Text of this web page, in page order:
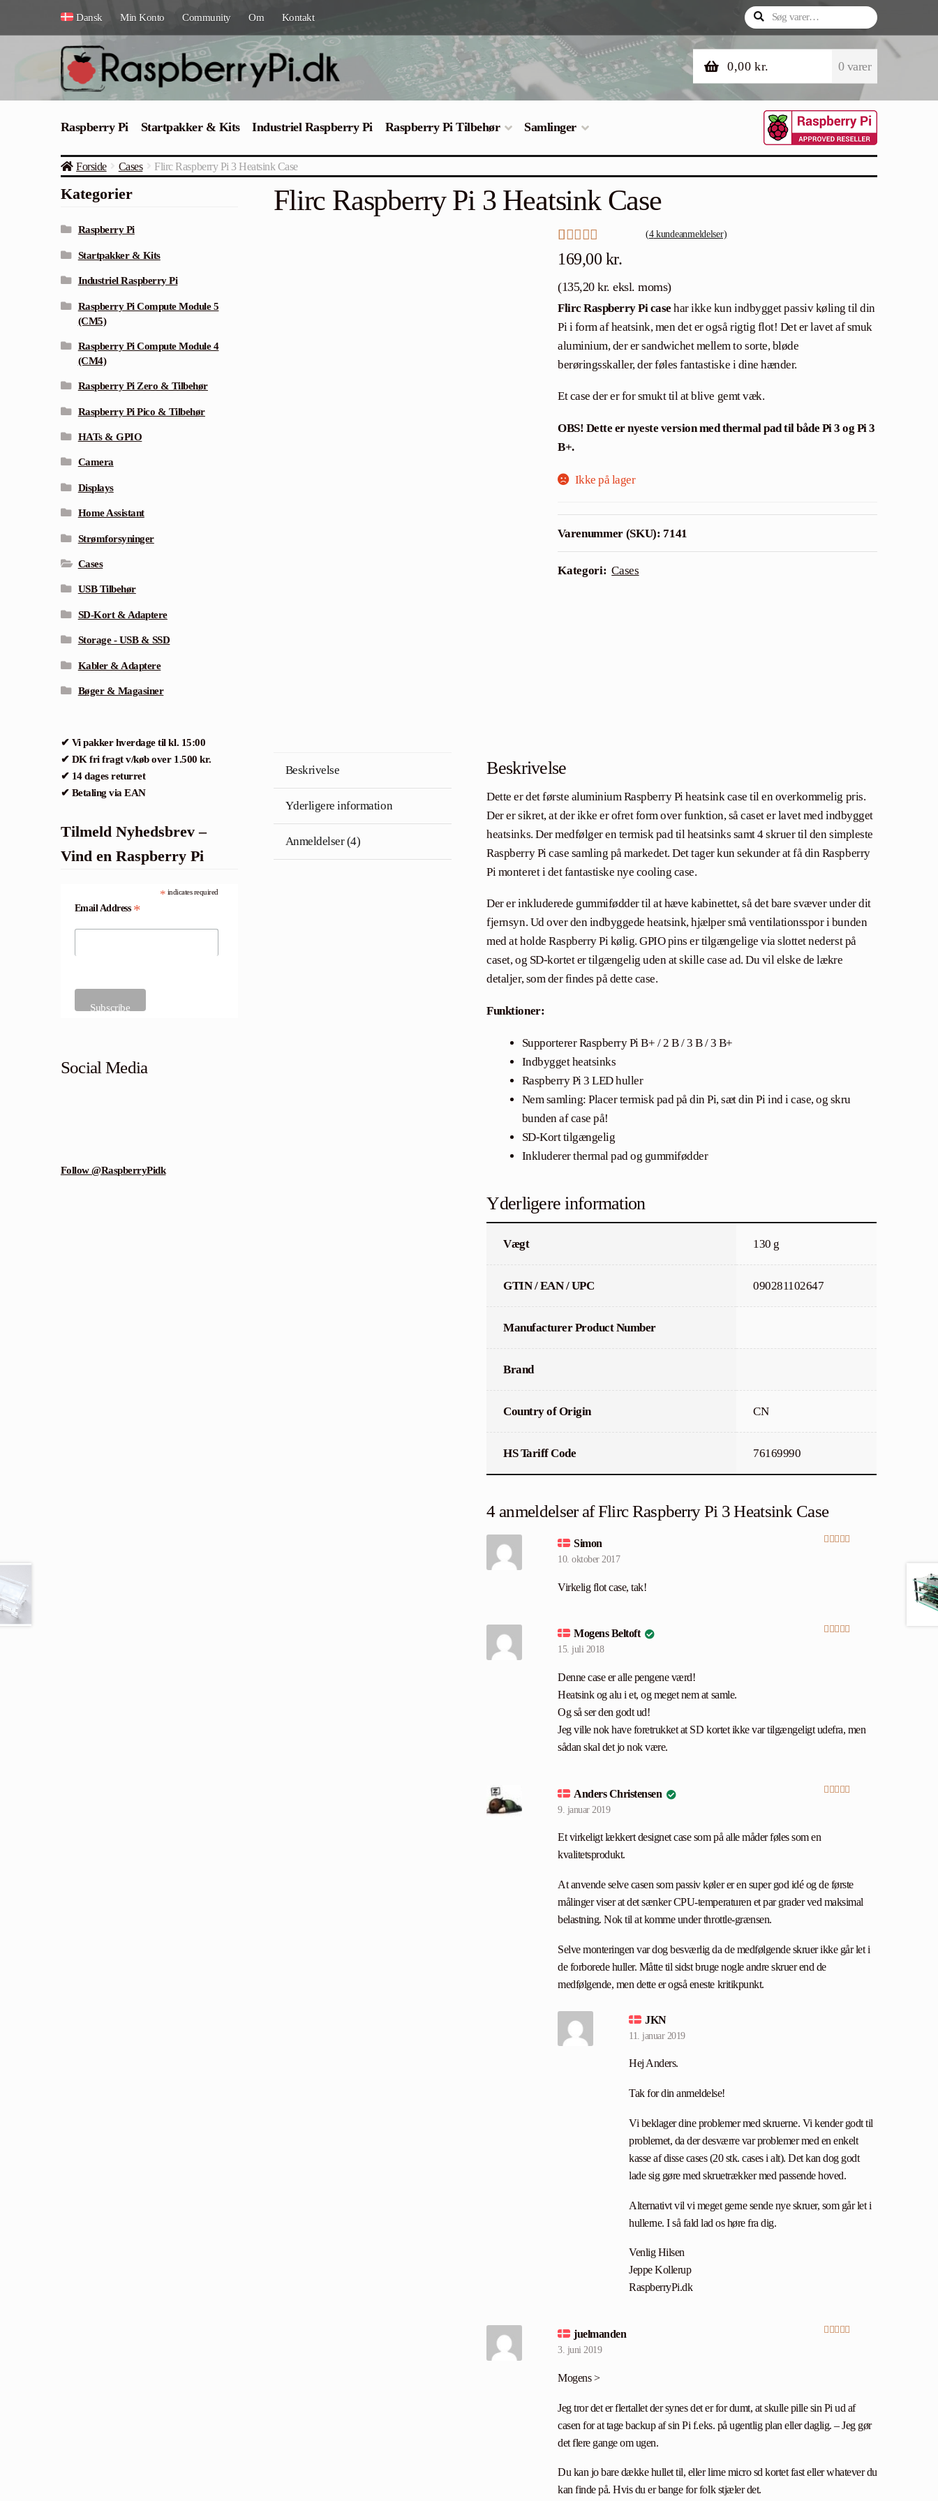
Spring
navigation
Spring
indhold
Dansk Min Konto Community Om Kontakt
Søg
efter:
Søg
0,00kr. 0 varer
Raspberry Pi Startpakker & Kits Industriel Raspberry Pi Raspberry Pi Tilbehør Samlinger
Forside Cases Flirc Raspberry Pi 3 Heatsink Case
Flirc Raspberry Pi 3 Heatsink Case
Bedømt som
baseret på
4
kundebedøm
melser
(4kundeanmeldelser)
169,00 kr.
(135,20kr. eksl. moms)
Flirc Raspberry Pi case har ikke kun indbygget passiv køling til din
Pi i form af heatsink, men det er også rigtig flot! Det er lavet af smuk
aluminium, der er sandwichet mellem to sorte, bløde
berøringsskaller, der føles fantastiske i dine hænder.
Et case der er for smukt til at blive gemt væk.
OBS! Dette er nyeste version med thermal pad til både Pi 3 og Pi 3
B+.
Ikke på lager
Varenummer (SKU): 7141
Kategori: Cases
Beskrivelse
Yderligere information
Anmeldelser (4)
Beskrivelse
Dette er det første aluminium Raspberry Pi heatsink case til en overkommelig pris.
Der er sikret, at der ikke er ofret form over funktion, så caset er lavet med indbygget
heatsinks. Der medfølger en termisk pad til heatsinks samt 4 skruer til den simpleste
Raspberry Pi case samling på markedet. Det tager kun sekunder at få din Raspberry
Pi monteret i det fantastiske nye cooling case.
Der er inkluderede gummifødder til at hæve kabinettet, så det bare svæver under dit
fjernsyn. Ud over den indbyggede heatsink, hjælper små ventilationsspor i bunden
med at holde Raspberry Pi kølig. GPIO pins er tilgængelige via slottet nederst på
caset, og SD-kortet er tilgængelig uden at skille case ad. Du vil elske de lækre
detaljer, som der findes på dette case.
Funktioner:
Supporterer Raspberry Pi B+ / 2 B / 3 B / 3 B+
Indbygget heatsinks
Raspberry Pi 3 LED huller
Nem samling: Placer termisk pad på din Pi, sæt din Pi ind i case, og skru
bunden af case på!
SD-Kort tilgængelig
Inkluderer thermal pad og gummifødder
Yderligere information
Vægt 130 g
GTIN / EAN / UPC 090281102647
Manufacturer Product Number
Brand
Country of Origin CN
HS Tariff Code 76169990
4 anmeldelser afFlirc Raspberry Pi 3 Heatsink Case
Simon
10. oktober 2017
Virkelig flot case, tak!
Mogens Beltoft
15. juli 2018
Denne case er alle pengene værd!
Heatsink og alu i et, og meget nem at samle.
Og så ser den godt ud!
Jeg ville nok have foretrukket at SD kortet ikke var tilgængeligt udefra, men
sådan skal det jo nok være.
Anders Christensen
9. januar 2019
Et virkeligt lækkert designet case som på alle måder føles som en
kvalitetsprodukt.
At anvende selve casen som passiv køler er en super god idé og de første
målinger viser at det sænker CPU-temperaturen et par grader ved maksimal
belastning. Nok til at komme under throttle-grænsen.
Selve monteringen var dog besværlig da de medfølgende skruer ikke går let i
de forborede huller. Måtte til sidst bruge nogle andre skruer end de
medfølgende, men dette er også eneste kritikpunkt.
JKN
11. januar 2019
Hej Anders.
Tak for din anmeldelse!
Vi beklager dine problemer med skruerne. Vi kender godt til
problemet, da der desværre var problemer med en enkelt
kasse af disse cases (20 stk. cases i alt). Det kan dog godt
lade sig gøre med skruetrækker med passende hoved.
Alternativt vil vi meget gerne sende nye skruer, som går let i
hullerne. I så fald lad os høre fra dig.
Venlig Hilsen
Jeppe Kollerup
RaspberryPi.dk
juelmanden
3. juni 2019
Mogens >
Jeg tror det er flertallet der synes det er for dumt, at skulle pille sin Pi ud af
casen for at tage backup af sin Pi f.eks. på ugentlig plan eller daglig. – Jeg gør
det flere gange om ugen.
Du kan jo bare dække hullet til, eller lime micro sd kortet fast eller whatever du
kan finde på. Hvis du er bange for folk stjæler det.
Kategorier
Raspberry Pi
Startpakker & Kits
Industriel Raspberry Pi
Raspberry Pi Compute Module 5
(CM5)
Raspberry Pi Compute Module 4
(CM4)
Raspberry Pi Zero & Tilbehør
Raspberry Pi Pico & Tilbehør
HATs & GPIO
Camera
Displays
Home Assistant
Strømforsyninger
Cases
USB Tilbehør
SD-Kort & Adaptere
Storage - USB & SSD
Kabler & Adaptere
Bøger & Magasiner
✔ Vi pakker hverdage til kl. 15:00
✔ DK fri fragt v/køb over 1.500 kr.
✔ 14 dages returret
✔ Betaling via EAN
Tilmeld Nyhedsbrev –
Vind en Raspberry Pi
* indicates required
Email Address *
Social Media
Follow @RaspberryPidk